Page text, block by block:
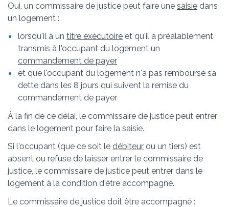
Oui, un commissaire de justice peut faire une saisie dans
un logement :
lorsqu'il a un titre exécutoire et qu'il a préalablement
transmis à l'occupant du logement un
commandement de payer
et que l'occupant du logement n'a pas remboursé sa
dette dans les 8 jours qui suivent la remise du
commandement de payer
À la fin de ce délai, le commissaire de justice peut entrer
dans le logement pour faire la saisie.
Si l'occupant (que ce soit le débiteur ou un tiers) est
absent ou refuse de laisser entrer le commissaire de
justice, le commissaire de justice peut entrer dans le
logement à la condition d'être accompagné.
Le commissaire de justice doit être accompagné :